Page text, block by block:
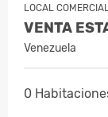
LOCAL
Venezuela
0